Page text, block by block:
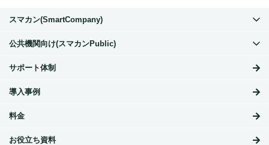
スマカン(SmartCompany)
公共機関向け(スマカンPublic)
サポート体制
導入事例
料金
お役立ち資料